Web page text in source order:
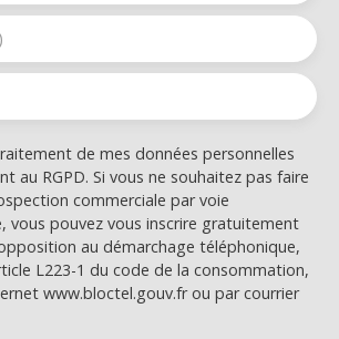
de mes données personnelles
au RGPD. Si vous ne souhaitez pas faire
commerciale par voie
vous pouvez vous inscrire gratuitement
au démarchage téléphonique,
L223-1 du code de la consommation,
www.bloctel.gouv.fr ou par courrier